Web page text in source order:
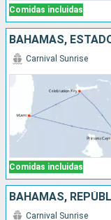
Comidas incluidas
BAHAMAS,
Comidas incluidas
Carnival Sunrise
Carnival Sunrise